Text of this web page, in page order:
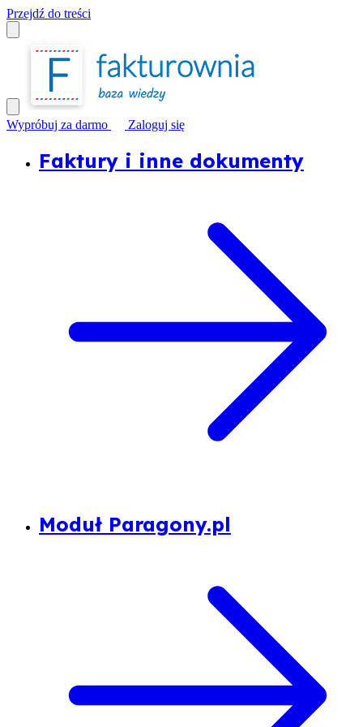
Przejdź do treści
Wypróbuj za darmo Zaloguj się
Faktury i inne dokumenty
Moduł Paragony.pl